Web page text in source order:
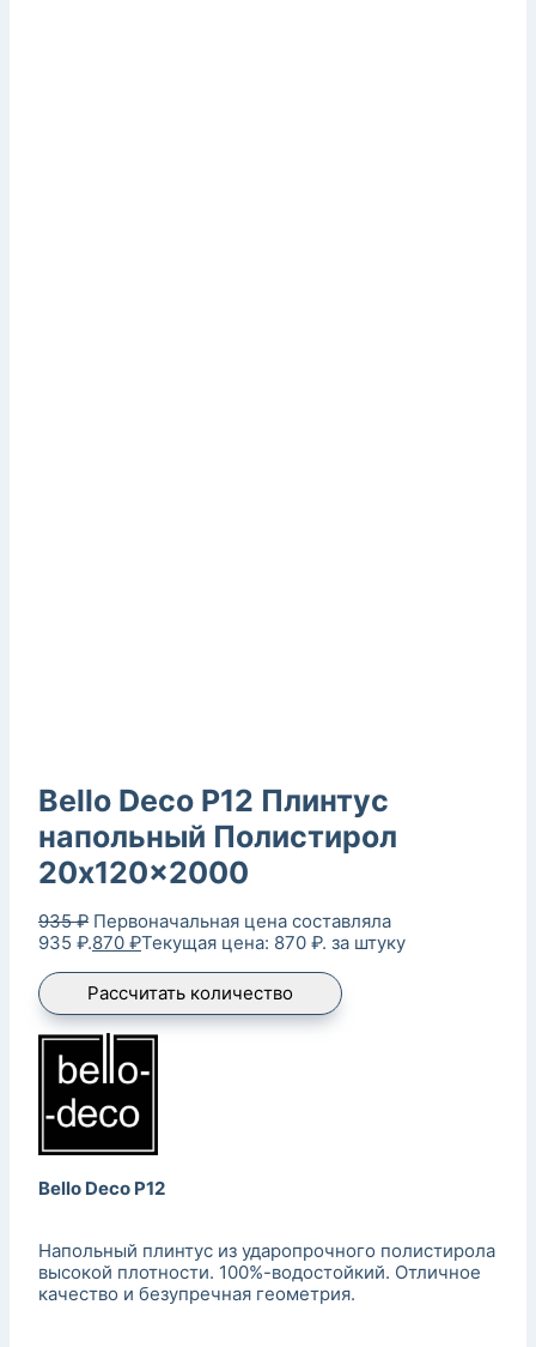
Bello Deco P12 Плинтус
напольный Полистирол
20x120x2000
935₽ Первоначальная цена составляла
935 ₽.870 ₽Текущая цена: 870 ₽. за штуку
Рассчитать количество
Bello Deco P12
Напольный плинтус из ударопрочного полистирола
высокой плотности. 100%-водостойкий. Отличное
качество и безупречная геометрия.